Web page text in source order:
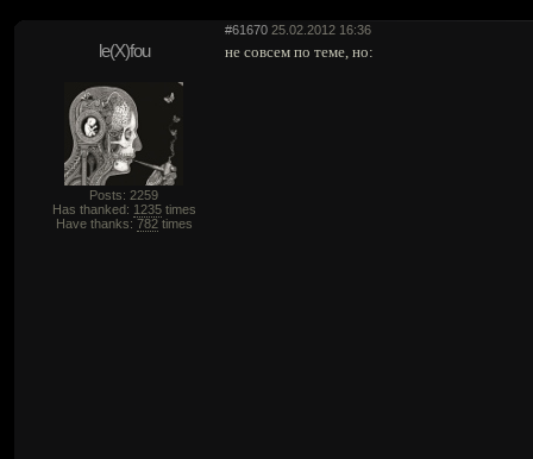
#61670 25.02.2012 16:36
le(X)fou
Posts: 2259
Has thanked: 1235times
Have thanks: 782times
не совсем по теме, но: